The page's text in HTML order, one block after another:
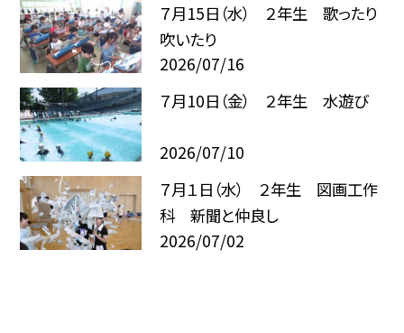
７月15日（水） ２年生 歌ったり
吹いたり
2026/07/16
７月10日（金） ２年生 水遊び
2026/07/10
７月１日（水） ２年生 図画工作
科 新聞と仲良し
2026/07/02